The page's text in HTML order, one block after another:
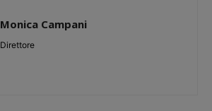
Monica Campani
Direttore